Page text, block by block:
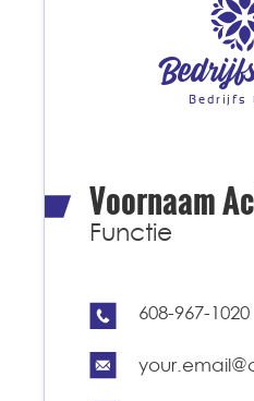
Functie
608-967-1020
Voornaam
Bedrijfs